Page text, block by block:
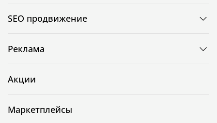
SEO продвижение
Реклама
Акции
Маркетплейсы